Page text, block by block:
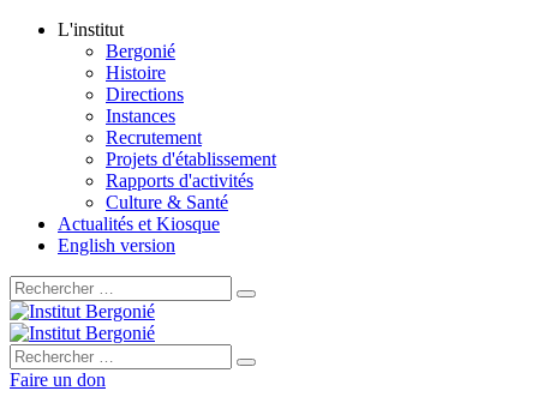
L'institut
Bergonié
Histoire
Directions
Instances
Recrutement
Projets d'établissement
Rapports d'activités
Culture & Santé
Actualités et Kiosque
English version
Rechercher :
Rechercher :
Faire un don